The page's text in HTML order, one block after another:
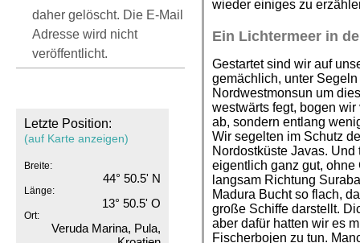
daher gelöscht. Die E-Mail
Adresse wird nicht
veröffentlicht.
Letzte Position:
(auf Karte anzeigen)
Breite:
44° 50.5' N
Länge:
13° 50.5' O
Ort:
Veruda Marina, Pula,
wieder einiges zu
Ein Lichtermeer in
Gestartet sind wir auf
gemächlich, unter
Nordwestmonsun um
westwärts fegt, bogen
ab, sondern entlang
Wir segelten im Schutz
Nordostküste Javas.
eigentlich ganz gut,
langsam Richtung
Madura Bucht so flach,
große Schiffe darstellt.
aber dafür hatten wir es
Fischerbojen zu tun.